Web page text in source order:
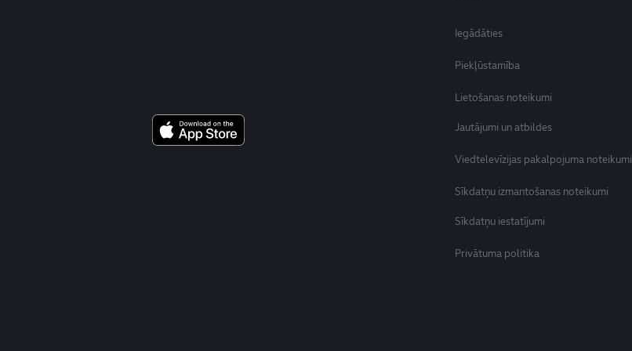
Iegādāties
Piekļūstamība
Lietošanas noteikumi
Jautājumi un atbildes
Viedtelevīzijas pakalpojuma noteikumi
Sīkdatņu izmantošanas noteikumi
Sīkdatņu iestatījumi
Privātuma politika